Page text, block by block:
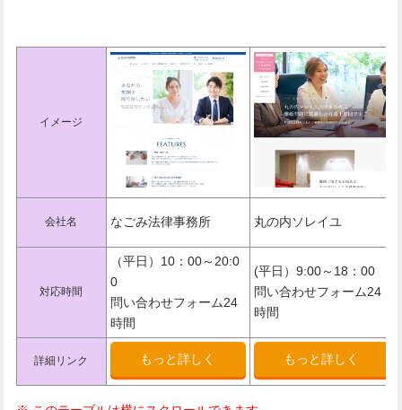
イメージ
会社名 なごみ法律事務所 丸の内ソレイユ
対応時間
（平日）10：00～20:0
0
問い合わせフォーム24
時間
(平日）9:00～18：00
問い合わせフォーム24
時間
詳細リンク もっと詳しく もっと詳しく